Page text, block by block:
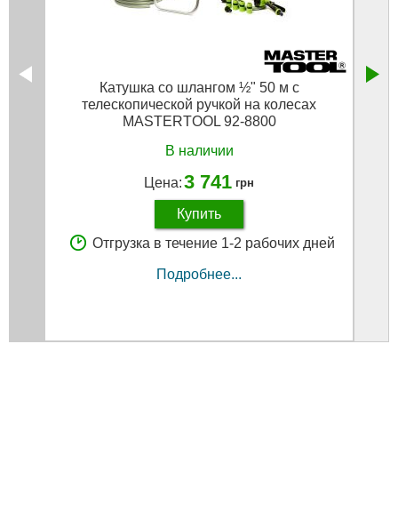
Катушка со шлангом ½" 50 м с
телескопической ручкой на колесах
MASTERTOOL 92-8800
В наличии
Цена:3 741 грн
Купить
Отгрузка в течение 1-2 рабочих дней
Подробнее...